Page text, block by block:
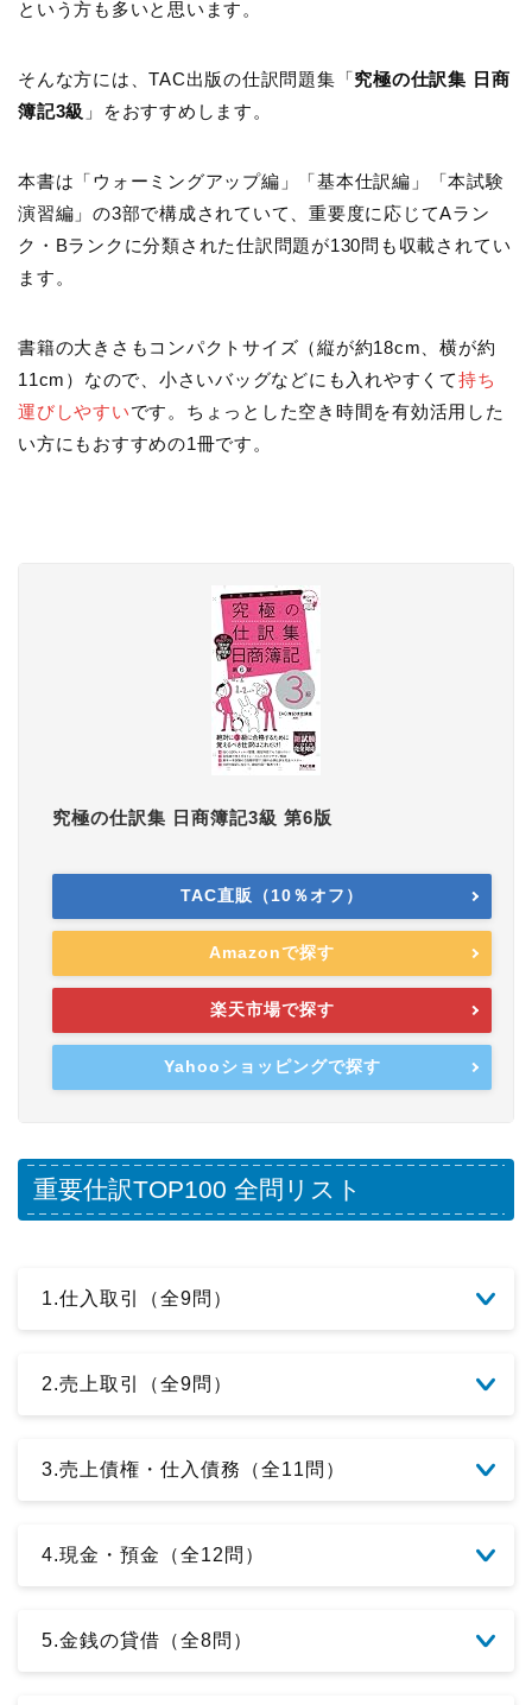
という方も多いと思います。
そんな方には、TAC出版の仕訳問題集「究極の仕訳集 日商
簿記3級 」をおすすめします。
本書は「ウォーミングアップ編」「基本仕訳編」「本試験
演習編」の3部で構成されていて、重要度に応じてAラン
ク・Bランクに分類された仕訳問題が130問も収載されてい
ます。
書籍の大きさもコンパクトサイズ（縦が約18cm、横が約
11cm）なので、小さいバッグなどにも入れやすくて持ち
運びしやすいです。ちょっとした空き時間を有効活用した
い方にもおすすめの1冊です。
究極の仕訳集 日商簿記3級 第6版
TAC直販（10％オフ）
Amazonで探す
楽天市場で探す
Yahooショッピングで探す
重要仕訳TOP100 全問リスト
1.仕入取引（全9問）
2.売上取引（全9問）
3.売上債権・仕入債務（全11問）
4.現金・預金（全12問）
5.金銭の貸借（全8問）